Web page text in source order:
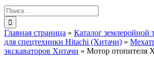
Результат
поиска:
Главная страница » Каталог землеройной
для спецтехники Hitachi (Хитачи) »
экскаваторов Хитачи » Мотор отопителя